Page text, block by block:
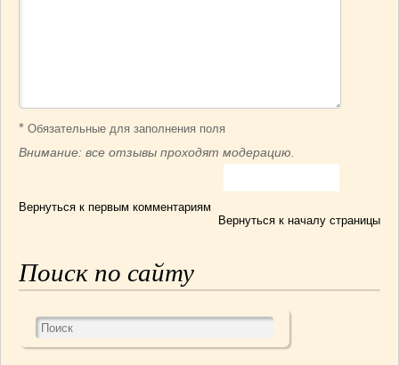
* Обязательные для заполнения поля
Внимание: все отзывы проходят модерацию.
Вернуться к первым комментариям
Вернуться к началу страницы
Поиск по сайту